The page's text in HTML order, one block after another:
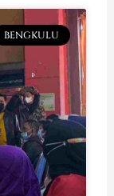
BENGKULU